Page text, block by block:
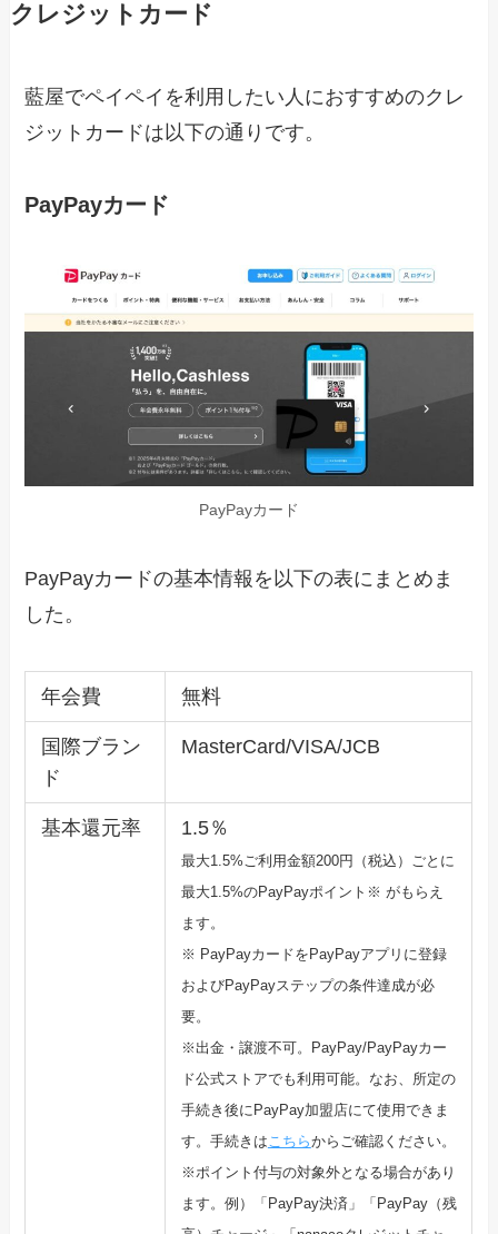
クレジットカード
藍屋でペイペイを利用したい人におすすめのクレ
ジットカードは以下の通りです。
PayPayカード
PayPayカード
PayPayカードの基本情報を以下の表にまとめま
した。
年会費 無料
国際ブラン
ド
MasterCard/VISA/JCB
基本還元率 1.5％
最大1.5%ご利用金額200円（税込）ごとに
最大1.5%のPayPayポイント※ がもらえ
ます。
※ PayPayカードをPayPayアプリに登録
およびPayPayステップの条件達成が必
要。
※出金・譲渡不可。PayPay/PayPayカー
ド公式ストアでも利用可能。なお、所定の
手続き後にPayPay加盟店にて使用できま
す。手続きはこちらからご確認ください。
※ポイント付与の対象外となる場合があり
ます。例）「PayPay決済」「PayPay（残